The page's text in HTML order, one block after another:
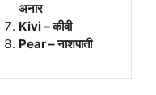
अनार
Kivi – कीवी
Pear – नाशपाती